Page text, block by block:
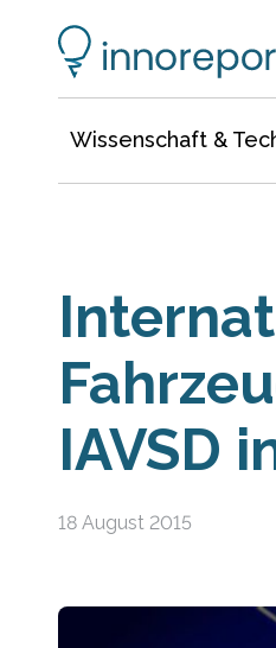
Wissenschaft &
IAVSD
18 August 2015